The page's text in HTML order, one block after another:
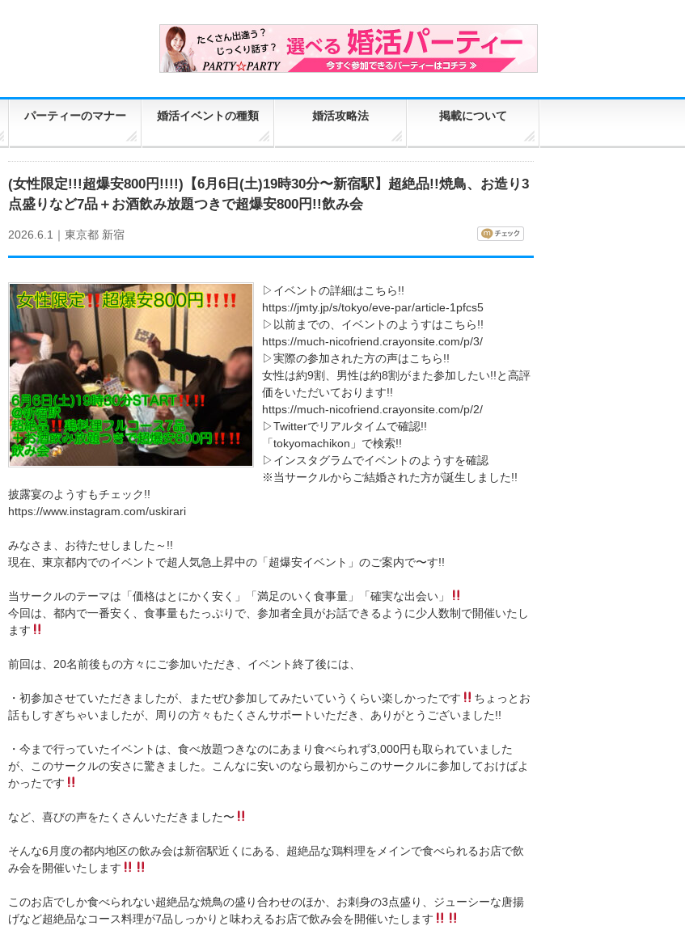
パーティーのマナー 婚活イベントの種類 婚活攻略法 掲載について
(女性限定!!!超爆安800円!!!!)【6月6日(土)19時30分〜新宿駅】超絶品!!焼鳥、お造り3
点盛りなど7品＋お酒飲み放題つきで超爆安800円!!飲み会
2026.6.1｜ 東京都 新宿
▷イベントの詳細はこちら!!
https://jmty.jp/s/tokyo/eve-par/article-1pfcs5
▷以前までの、イベントのようすはこちら!!
https://much-nicofriend.crayonsite.com/p/3/
▷実際の参加された方の声はこちら!!
女性は約9割、男性は約8割がまた参加したい!!と高評
価をいただいております!!
https://much-nicofriend.crayonsite.com/p/2/
▷Twitterでリアルタイムで確認!!
「tokyomachikon」で検索!!
▷インスタグラムでイベントのようすを確認
※当サークルからご結婚された方が誕生しました!!
披露宴のようすもチェック!!
https://www.instagram.com/uskirari
みなさま、お待たせしました～!!
現在、東京都内でのイベントで超人気急上昇中の「超爆安イベント」のご案内で〜す!!
当サークルのテーマは「価格はとにかく安く」「満足のいく食事量」「確実な出会い」
今回は、都内で一番安く、食事量もたっぷりで、参加者全員がお話できるように少人数制で開催いたし
ます
前回は、20名前後もの方々にご参加いただき、イベント終了後には、
・初参加させていただきましたが、またぜひ参加してみたいていうくらい楽しかったです
ちょっとお
話もしすぎちゃいましたが、周りの方々もたくさんサポートいただき、ありがとうございました!!
・今まで行っていたイベントは、食べ放題つきなのにあまり食べられず3,000円も取られていました
が、このサークルの安さに驚きました。こんなに安いのなら最初からこのサークルに参加しておけばよ
かったです
など、喜びの声をたくさんいただきました〜
そんな6月度の都内地区の飲み会は新宿駅近くにある、超絶品な鶏料理をメインで食べられるお店で飲
み会を開催いたします
このお店でしか食べられない超絶品な焼鳥の盛り合わせのほか、お刺身の3点盛り、ジューシーな唐揚
げなど超絶品なコース料理が7品しっかりと味わえるお店で飲み会を開催いたします